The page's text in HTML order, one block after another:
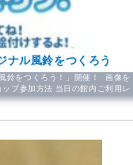
ナル風鈴をつくろう
鈴をつくろう！」開催！ 画像を
プ参加方法 当日の館内ご利用レ